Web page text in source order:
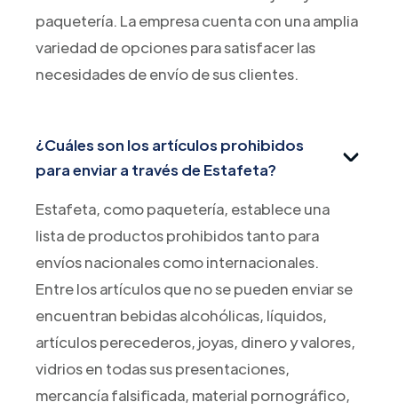
paquetería. La empresa cuenta con una amplia
variedad de opciones para satisfacer las
necesidades de envío de sus clientes.
¿Cuáles son los artículos prohibidos
para enviar a través de Estafeta?
Estafeta, como paquetería, establece una
lista de productos prohibidos tanto para
envíos nacionales como internacionales.
Entre los artículos que no se pueden enviar se
encuentran bebidas alcohólicas, líquidos,
artículos perecederos, joyas, dinero y valores,
vidrios en todas sus presentaciones,
mercancía falsificada, material pornográfico,